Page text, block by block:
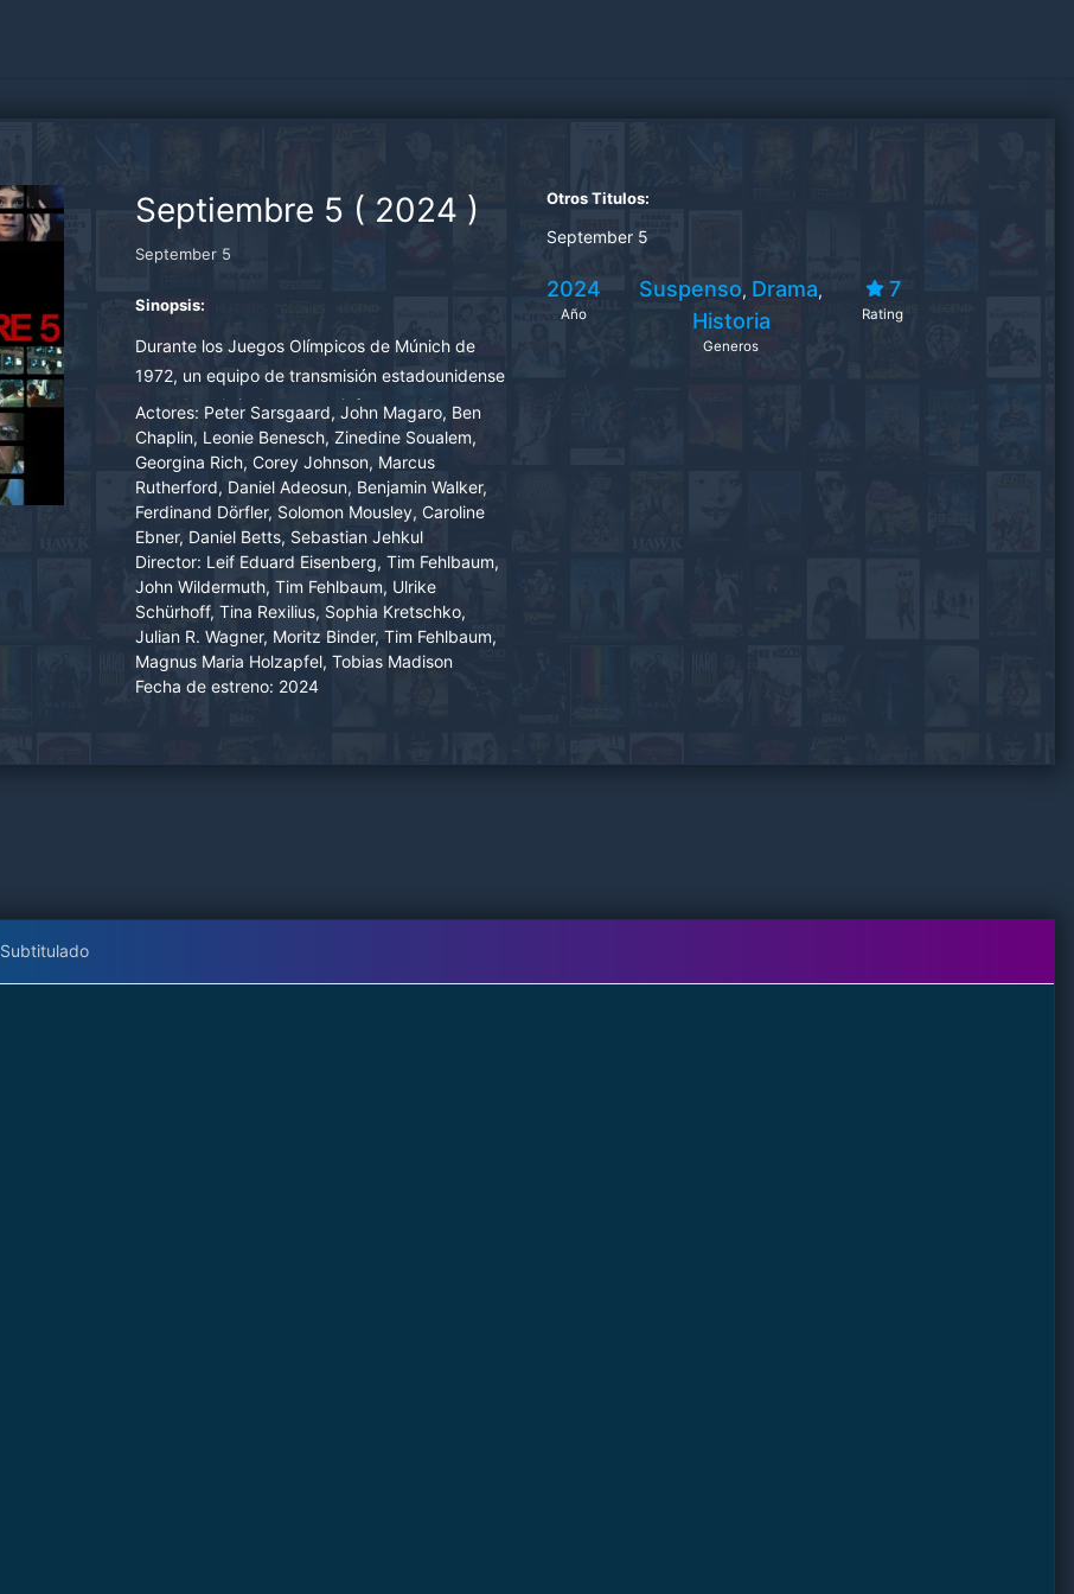
Septiembre 5 ( 2024 )
September 5
Sinopsis:
Durante los Juegos Olímpicos de Múnich de
1972, un equipo de transmisión estadounidense
pasa de cubrir deportes a informar sobre una
dramática situación de rehenes que involucra a
atletas israelíes. Un joven productor, que
inesperadamente dirige la transmisión en vivo,
se enfrenta a decisiones difíciles mientras el
tiempo se agota, los rumores se propagan y las
vidas de los rehenes penden de un hilo.
Actores: Peter Sarsgaard, John Magaro, Ben
Chaplin, Leonie Benesch, Zinedine Soualem,
Georgina Rich, Corey Johnson, Marcus
Rutherford, Daniel Adeosun, Benjamin Walker,
Ferdinand Dörfler, Solomon Mousley, Caroline
Ebner, Daniel Betts, Sebastian Jehkul
Director: Leif Eduard Eisenberg, Tim Fehlbaum,
John Wildermuth, Tim Fehlbaum, Ulrike
Schürhoff, Tina Rexilius, Sophia Kretschko,
Julian R. Wagner, Moritz Binder, Tim Fehlbaum,
Magnus Maria Holzapfel, Tobias Madison
Fecha de estreno: 2024
Otros Titulos:
September 5
2024
Año
Suspenso, Drama,
Historia
Generos
7
Rating
Subtitulado